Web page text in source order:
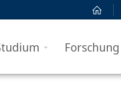
Forschung